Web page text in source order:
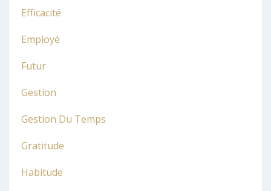
Efficacité
Employé
Futur
Gestion
Gestion Du Temps
Gratitude
Habitude